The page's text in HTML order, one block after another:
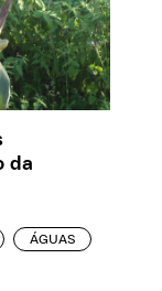
da
ÁGUAS